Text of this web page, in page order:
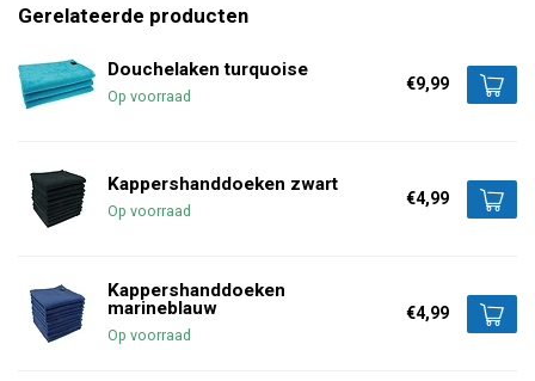
Gerelateerde producten
Douchelaken turquoise
Op voorraad
€9,99
Kappershanddoeken zwart
Op voorraad
€4,99
Kappershanddoeken
marineblauw
Op voorraad
€4,99